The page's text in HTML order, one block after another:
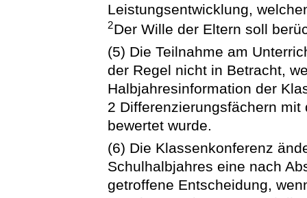
Leistungsentwicklung,
2Der Wille der Eltern soll
(5) Die Teilnahme am
der Regel nicht in Betracht,
Halbjahresinformation der
2 Differenzierungsfächern mit
bewertet wurde.
(6) Die Klassenkonferenz
Schulhalbjahres eine nach
getroffene Entscheidung,